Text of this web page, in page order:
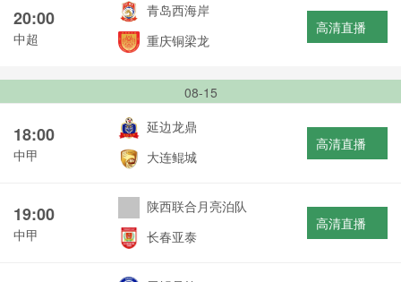
20:00
中超
青岛西海岸
重庆铜梁龙
高清直播
08-15
18:00
中甲
延边龙鼎
大连鲲城
高清直播
19:00
中甲
陕西联合月亮泊队
长春亚泰
高清直播